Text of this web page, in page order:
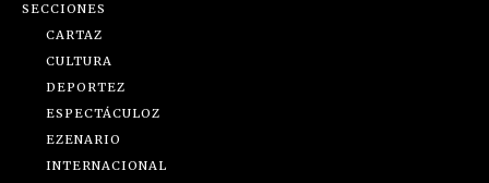
SECCIONES
CARTAZ
CULTURA
DEPORTEZ
ESPECTÁCULOZ
EZENARIO
INTERNACIONAL